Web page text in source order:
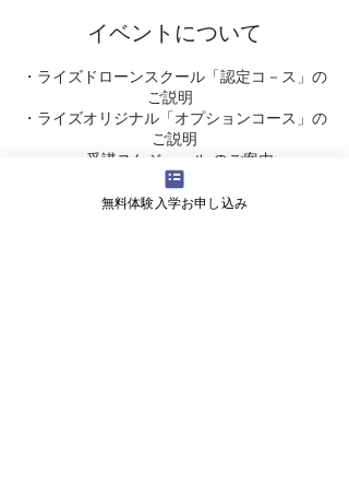
イベントについて
・ライズドローンスクール「認定コ－ス」の
ご説明
・ライズオリジナル「オプションコース」の
ご説明
・受講スケジュ－ル のご案内
・受講料 についてなど・・・
ドロ－ンに関するご質問やご不明な点が明瞭
無料体験入学お申し込み